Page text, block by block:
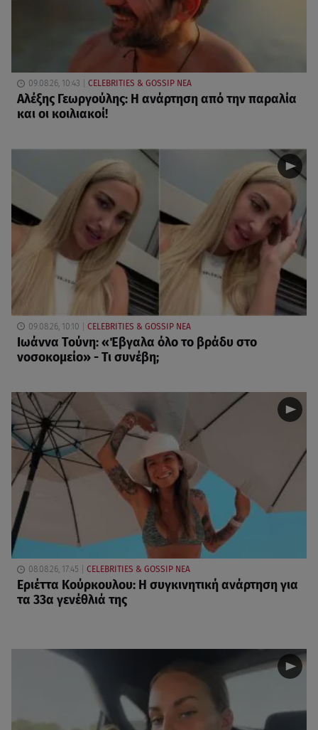
09.08.26, 10:43 CELEBRITIES & GOSSIP ΝΕΑ
Αλέξης Γεωργούλης: Η ανάρτηση από την παραλία
και οι κοιλιακοί!
09.08.26, 10:10 CELEBRITIES & GOSSIP ΝΕΑ
Ιωάννα Τούνη: «Έβγαλα όλο το βράδυ στο
νοσοκομείο» - Τι συνέβη;
08.08.26, 17:45 CELEBRITIES & GOSSIP ΝΕΑ
Εριέττα Κούρκουλου: Η συγκινητική ανάρτηση για
τα 33α γενέθλιά της